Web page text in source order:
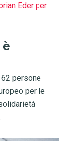
Eder per
è
persone
per le
.